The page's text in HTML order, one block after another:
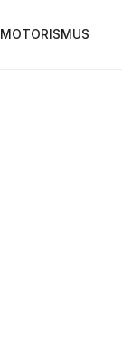
MOTORISMUS